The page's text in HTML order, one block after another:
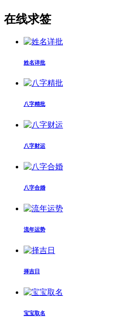
在线求签
姓名详批
八字精批
八字财运
八字合婚
流年运势
择吉日
宝宝取名